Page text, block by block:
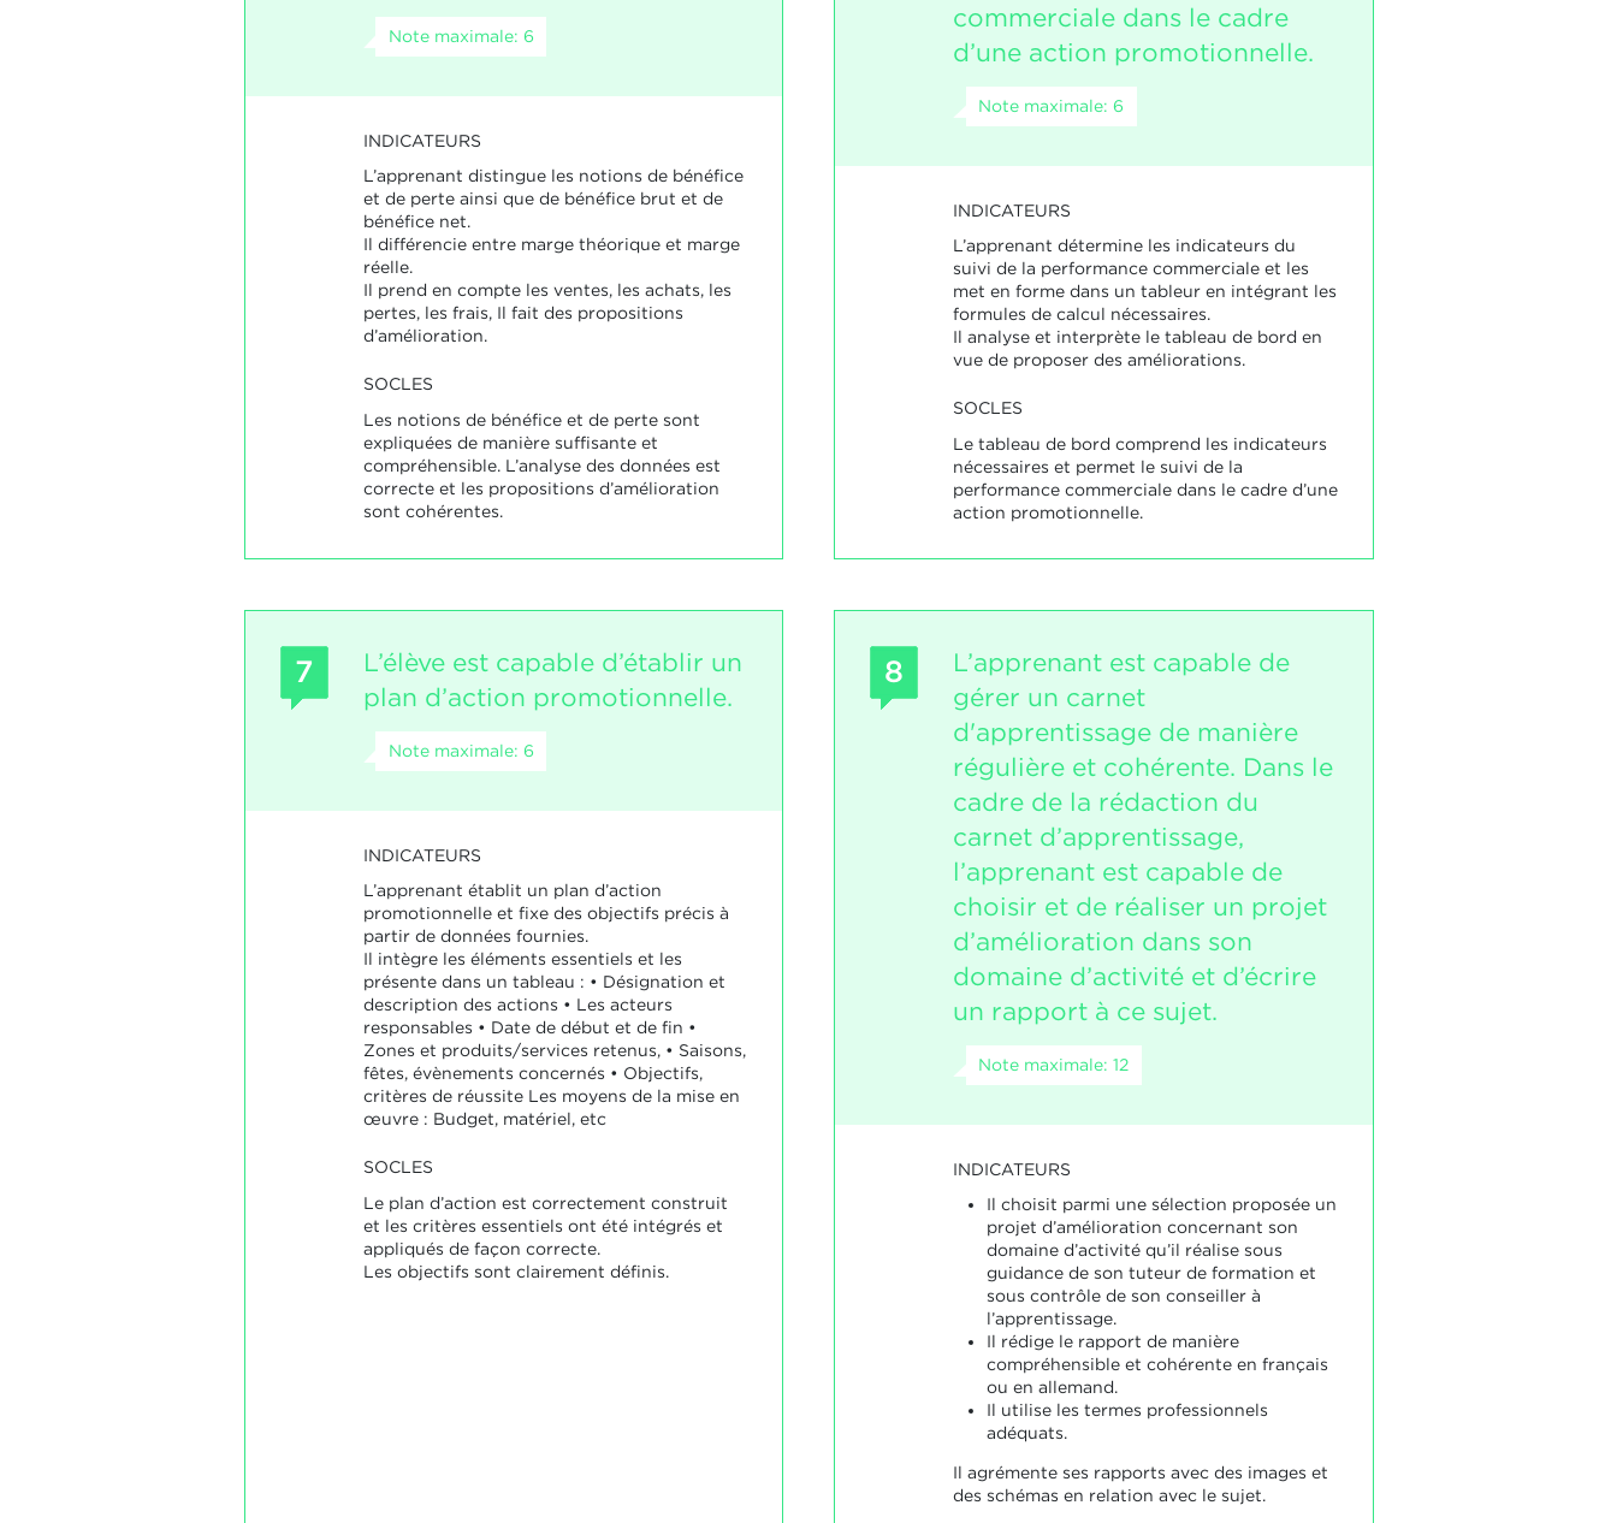
Note maximale: 6
INDICATEURS
L’apprenant distingue les notions de bénéfice
et de perte ainsi que de bénéfice brut et de
bénéfice net.
Il différencie entre marge théorique et marge
réelle.
Il prend en compte les ventes, les achats, les
pertes, les frais, Il fait des propositions
d’amélioration.
SOCLES
Les notions de bénéfice et de perte sont
expliquées de manière suffisante et
compréhensible. L’analyse des données est
correcte et les propositions d’amélioration
sont cohérentes.
commerciale dans le cadre
d’une action promotionnelle.
Note maximale: 6
INDICATEURS
L’apprenant détermine les indicateurs du
suivi de la performance commerciale et les
met en forme dans un tableur en intégrant les
formules de calcul nécessaires.
Il analyse et interprète le tableau de bord en
vue de proposer des améliorations.
SOCLES
Le tableau de bord comprend les indicateurs
nécessaires et permet le suivi de la
performance commerciale dans le cadre d’une
action promotionnelle.
7
L’élève est capable d’établir un
plan d’action promotionnelle.
Note maximale: 6
INDICATEURS
L’apprenant établit un plan d’action
promotionnelle et fixe des objectifs précis à
partir de données fournies.
Il intègre les éléments essentiels et les
présente dans un tableau : • Désignation et
description des actions • Les acteurs
responsables • Date de début et de fin •
Zones et produits/services retenus, • Saisons,
fêtes, évènements concernés • Objectifs,
critères de réussite Les moyens de la mise en
œuvre : Budget, matériel, etc
SOCLES
Le plan d’action est correctement construit
et les critères essentiels ont été intégrés et
appliqués de façon correcte.
Les objectifs sont clairement définis.
8
L’apprenant est capable de
gérer un carnet
d'apprentissage de manière
régulière et cohérente. Dans le
cadre de la rédaction du
carnet d’apprentissage,
l’apprenant est capable de
choisir et de réaliser un projet
d’amélioration dans son
domaine d’activité et d’écrire
un rapport à ce sujet.
Note maximale: 12
INDICATEURS
Il choisit parmi une sélection proposée un
projet d’amélioration concernant son
domaine d’activité qu’il réalise sous
guidance de son tuteur de formation et
sous contrôle de son conseiller à
l’apprentissage.
Il rédige le rapport de manière
compréhensible et cohérente en français
ou en allemand.
Il utilise les termes professionnels
adéquats.
Il agrémente ses rapports avec des images et
des schémas en relation avec le sujet.